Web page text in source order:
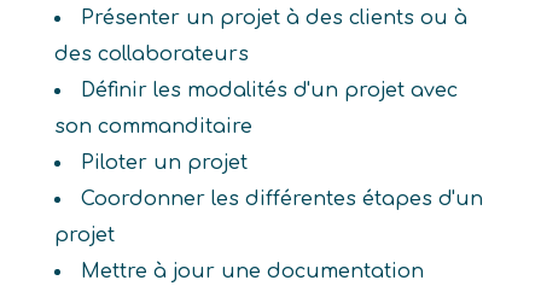
Présenter un projet à des clients ou à
des collaborateurs
Définir les modalités d'un projet avec
son commanditaire
Piloter un projet
Coordonner les différentes étapes d'un
projet
Mettre à jour une documentation